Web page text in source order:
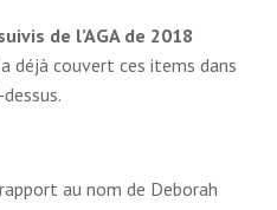
de l’AGA de 2018
déjà couvert ces items dans
au nom de Deborah